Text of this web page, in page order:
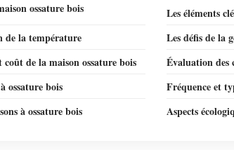
ossature bois
Les éléments
de la température
Les défis de la
de la maison ossature bois
Évaluation des
ossature bois
Fréquence et
à ossature bois
Aspects